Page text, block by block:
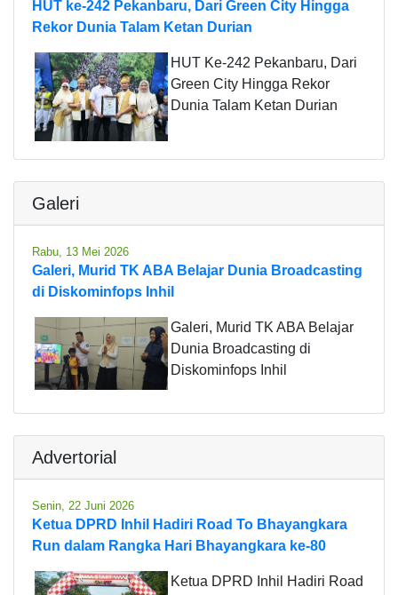
HUT ke-242 Pekanbaru, Dari Green City Hingga
Rekor Dunia Talam Ketan Durian
HUT Ke-242 Pekanbaru, Dari
Green City Hingga Rekor
Dunia Talam Ketan Durian
Galeri
Rabu, 13 Mei 2026
Galeri, Murid TK ABA Belajar Dunia Broadcasting
di Diskominfops Inhil
Galeri, Murid TK ABA Belajar
Dunia Broadcasting di
Diskominfops Inhil
Advertorial
Senin, 22 Juni 2026
Ketua DPRD Inhil Hadiri Road To Bhayangkara
Run dalam Rangka Hari Bhayangkara ke-80
Ketua DPRD Inhil Hadiri Road